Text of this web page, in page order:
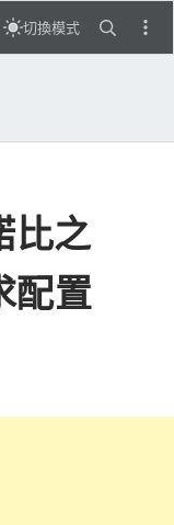
切換模式
比之
配置